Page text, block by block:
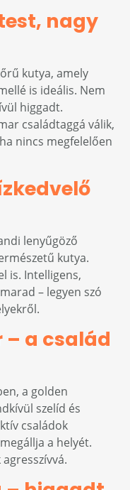
nagy
kutya, amely
is ideális. Nem
higgadt.
családtaggá válik,
nincs megfelelően
lenyűgöző
kutya.
is. Intelligens,
– legyen szó
– a család
a golden
szelíd és
családok
a helyét.